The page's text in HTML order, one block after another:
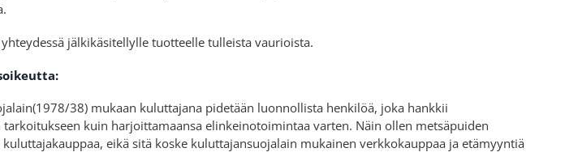
jälkikäsitellylle tuotteelle tulleista vaurioista.
38) mukaan kuluttajana pidetään luonnollista henkilöä, joka hankkii
kuin harjoittamaansa elinkeinotoimintaa varten. Näin ollen metsäpuiden
eikä sitä koske kuluttajansuojalain mukainen verkkokauppaa ja etämyyntiä